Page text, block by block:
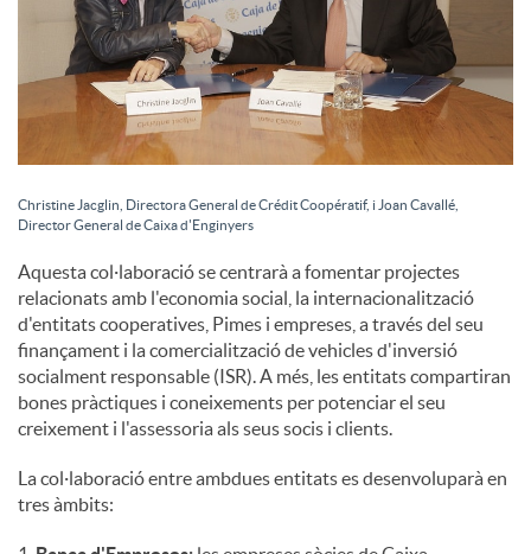
u
t
s
Christine Jacglin, Directora General de Crédit Coopératif, i Joan Cavallé,
Director General de Caixa d'Enginyers
Aquesta col·laboració se centrarà a fomentar projectes
relacionats amb l'economia social, la internacionalització
d'entitats cooperatives, Pimes i empreses, a través del seu
finançament i la comercialització de vehicles d'inversió
socialment responsable (ISR). A més, les entitats compartiran
bones pràctiques i coneixements per potenciar el seu
creixement i l'assessoria als seus socis i clients.
La col·laboració entre ambdues entitats es desenvoluparà en
tres àmbits: